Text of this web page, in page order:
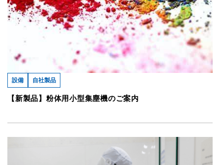
設備 自社製品
【新製品】粉体用小型集塵機のご案内